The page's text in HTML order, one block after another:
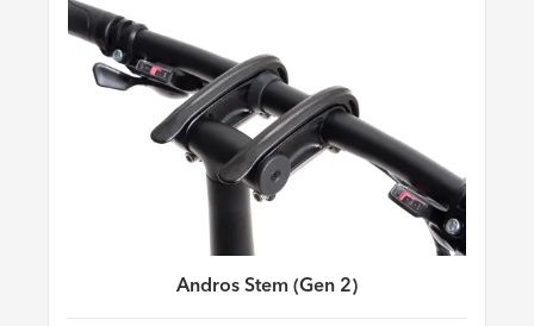
Andros Stem (Gen 2)